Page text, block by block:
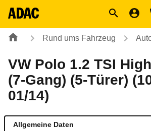
Rund ums Fahrzeug
VW Polo 1.2 TSI
(7-Gang) (5-Türer)
01/14)
Allgemeine Daten